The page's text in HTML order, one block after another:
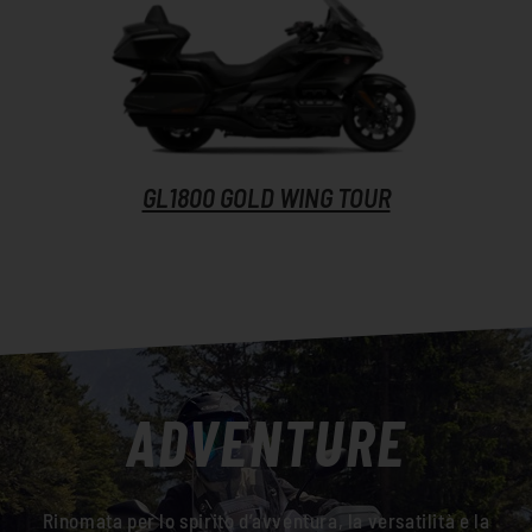
GL1800 GOLD WING TOUR
ADVENTURE
Rinomata per lo spirito d’avventura, la versatilità e la